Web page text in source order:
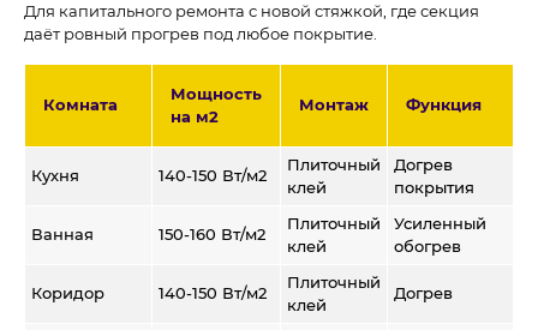
Для капитального ремонта с новой стяжкой, где секция
даёт ровный прогрев под любое покрытие.
Комната
Мощность
на м2
Монтаж Функция
Кухня 140-150 Вт/м2
Плиточный
клей
Догрев
покрытия
Ванная 150-160 Вт/м2
Плиточный
клей
Усиленный
обогрев
Коридор 140-150 Вт/м2
Плиточный
клей
Догрев